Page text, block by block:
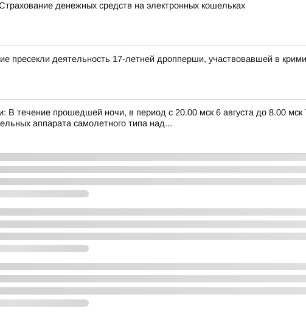
денежных средств на электронных кошельках
пресекли деятельность 17-летней дропперши, участвовавшей в
В течение прошедшей ночи, в период с 20.00 мск 6 августа до 8.00
аппарата самолетного типа над...